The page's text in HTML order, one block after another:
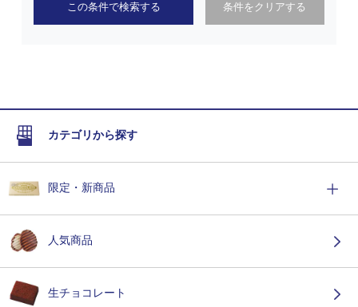
この条件で検索する 条件をクリアする
カテゴリから探す
限定・新商品
人気商品
生チョコレート